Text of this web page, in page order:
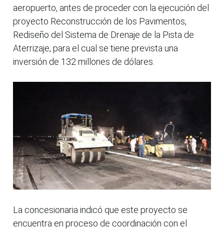
aeropuerto, antes de proceder con la ejecución del
proyecto Reconstrucción de los Pavimentos,
Rediseño del Sistema de Drenaje de la Pista de
Aterrizaje, para el cual se tiene prevista una
inversión de 132 millones de dólares.
La concesionaria indicó que este proyecto se
encuentra en proceso de coordinación con el